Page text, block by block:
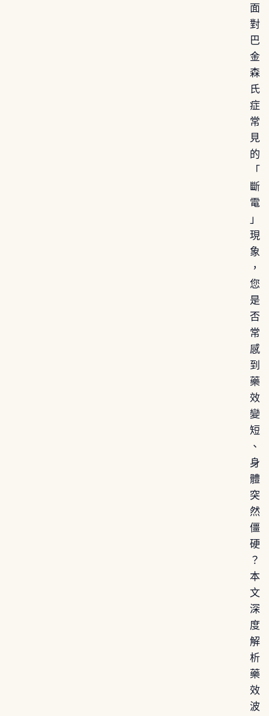
面
對
巴
金
森
氏
症
常
見
的
「
斷
電
」
現
象
，
您
是
否
常
感
到
藥
效
變
短
、
身
體
突
然
僵
硬
？
本
文
深
度
解
析
藥
效
波